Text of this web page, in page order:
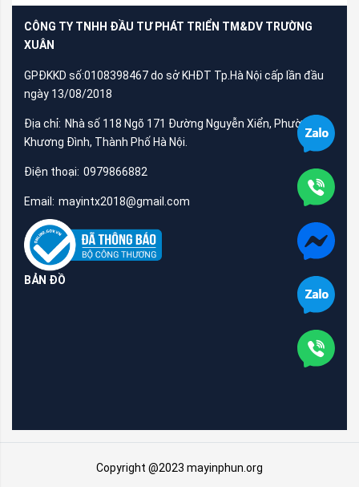
CÔNG TY TNHH ĐẦU TƯ PHÁT TRIỂN TM&DV TRƯỜNG
XUÂN
GPĐKKD số:0108398467 do sở KHĐT Tp.Hà Nội cấp lần đầu
ngày 13/08/2018
Địa chỉ: Nhà số 118 Ngõ 171 Đường Nguyễn Xiển, Phường
Khương Đình, Thành Phố Hà Nội.
Điện thoại: 0979866882
Email: mayintx2018@gmail.com
BẢN ĐỒ
Copyright @2023 mayinphun.org